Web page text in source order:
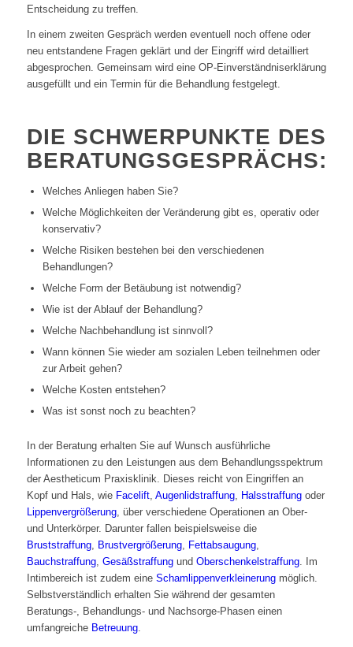
Entscheidung zu treffen.
In einem zweiten Gespräch werden eventuell noch offene oder
neu entstandene Fragen geklärt und der Eingriff wird detailliert
abgesprochen. Gemeinsam wird eine OP-Einverständniserklärung
ausgefüllt und ein Termin für die Behandlung festgelegt.
DIE SCHWERPUNKTE DES
BERATUNGSGESPRÄCHS:
Welches Anliegen haben Sie?
Welche Möglichkeiten der Veränderung gibt es, operativ oder
konservativ?
Welche Risiken bestehen bei den verschiedenen
Behandlungen?
Welche Form der Betäubung ist notwendig?
Wie ist der Ablauf der Behandlung?
Welche Nachbehandlung ist sinnvoll?
Wann können Sie wieder am sozialen Leben teilnehmen oder
zur Arbeit gehen?
Welche Kosten entstehen?
Was ist sonst noch zu beachten?
In der Beratung erhalten Sie auf Wunsch ausführliche
Informationen zu den Leistungen aus dem Behandlungsspektrum
der Aestheticum Praxisklinik. Dieses reicht von Eingriffen an
Kopf und Hals, wie Facelift, Augenlidstraffung, Halsstraffungoder
Lippenvergrößerung, über verschiedene Operationen an Ober-
und Unterkörper. Darunter fallen beispielsweise die
Bruststraffung, Brustvergrößerung, Fettabsaugung,
Bauchstraffung, Gesäßstraffungund Oberschenkelstraffung. Im
Intimbereich ist zudem eine Schamlippenverkleinerungmöglich.
Selbstverständlich erhalten Sie während der gesamten
Beratungs-, Behandlungs- und Nachsorge-Phasen einen
umfangreiche Betreuung.